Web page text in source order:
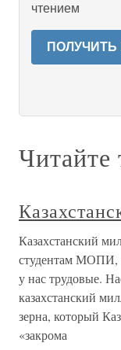
чтением
Читайте
Казахстанский
студентам МОПИ,
у нас трудовые.
казахстанский
зерна, который
«закрома